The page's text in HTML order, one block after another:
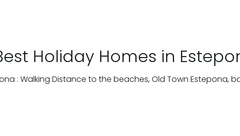
Holiday Homes in
: Walking Distance to the beaches, Old Town Estepona,